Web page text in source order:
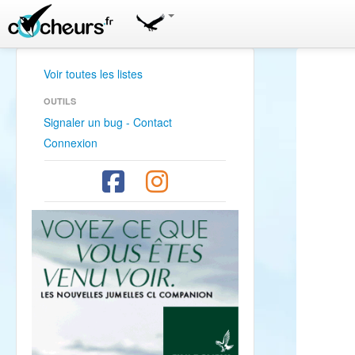
Voir toutes les listes
OUTILS
Signaler un bug - Contact
Connexion